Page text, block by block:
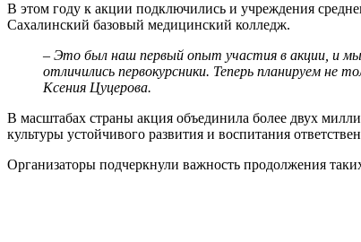
В этом году к акции подключились и учреждения
Сахалинский базовый медицинский колледж.
– Это был наш первый опыт участия в акции, и
отличились первокурсники. Теперь планируем не
Ксения Цуцерова.
В масштабах страны акция объединила более двух
культуры устойчивого развития и воспитания
Организаторы подчеркнули важность продолжения